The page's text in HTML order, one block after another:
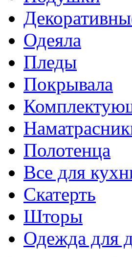
Одеяла
Пледы
Покрывала
Полотенца
Все для
Скатерть
Шторы
Одежда для